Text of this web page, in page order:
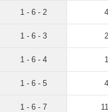
1 - 6 - 2
1 - 6 - 3
1 - 6 - 4
1 - 6 - 5
1 - 6 - 7